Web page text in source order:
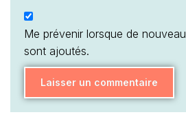
Me prévenir lorsque de
sont ajoutés.